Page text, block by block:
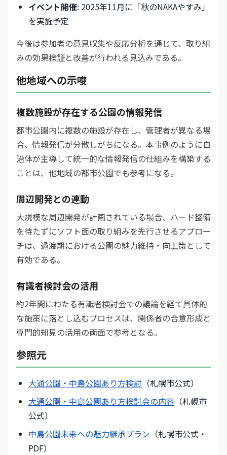
イベント開催: 2025年11月に「秋のNAKAやすみ」
を実施予定
今後は参加者の意見収集や反応分析を通じて、取り組
みの効果検証と改善が行われる見込みである。
他地域への示唆
複数施設が存在する公園の情報発信
都市公園内に複数の施設が存在し、管理者が異なる場
合、情報発信が分散しがちになる。本事例のように自
治体が主導して統一的な情報発信の仕組みを構築する
ことは、他地域の都市公園でも参考になる。
周辺開発との連動
大規模な周辺開発が計画されている場合、ハード整備
を待たずにソフト面の取り組みを先行させるアプロー
チは、過渡期における公園の魅力維持・向上策として
有効である。
有識者検討会の活用
約2年間にわたる有識者検討会での議論を経て具体的
な施策に落とし込むプロセスは、関係者の合意形成と
専門的知見の活用の両面で参考となる。
参照元
大通公園・中島公園あり方検討 （札幌市公式）
大通公園・中島公園あり方検討会の内容 （札幌市
公式）
中島公園未来への魅力継承プラン （札幌市公式・
PDF）